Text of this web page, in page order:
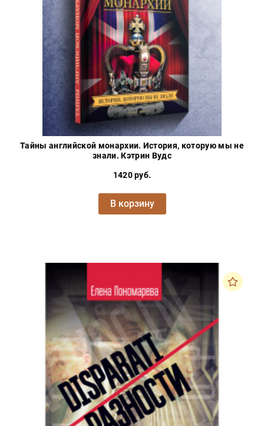
Тайны английской монархии. История, которую мы не
знали. Кэтрин Вудс
1420 руб.
В корзину
Тайное и
непознанное
Образ
жизни
Философия
Военная
история
Конспирология
Политика
здоровье
Оптовикам
Контакты
Мероприятия